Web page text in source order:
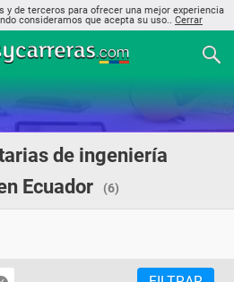
de terceros para ofrecer una mejor experiencia
consideramos que acepta su uso.. Cerrar
de ingeniería
Ecuador
(6)